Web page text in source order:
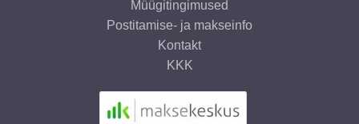
Müügitingimused
Postitamise- ja makseinfo
Kontakt
KKK